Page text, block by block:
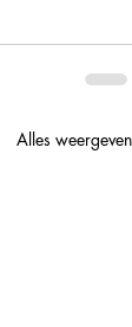
Alles weergeven